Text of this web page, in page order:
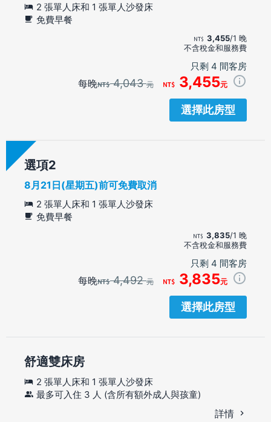
2 張單人床和 1 張單人沙發床
免費早餐
3,455/1 晚
不含稅金和服務費
只剩 4 間客房
每晚 4,043元 3,455元
選擇此房型
選項
8月21日(星期五)前可免費取消
2 張單人床和 1 張單人沙發床
免費早餐
3,835/1 晚
不含稅金和服務費
只剩 4 間客房
每晚 4,492元 3,835元
選擇此房型
舒適雙床房
2 張單人床和 1 張單人沙發床
最多可入住 3 人 (含所有額外成人與孩童)
詳情